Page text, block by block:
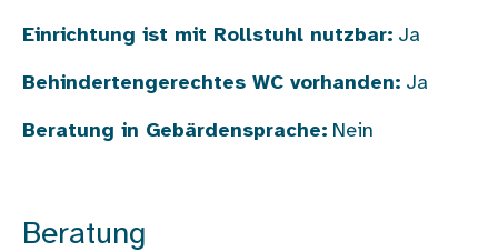
Einrichtung ist mit Rollstuhl nutzbar: Ja
Behindertengerechtes WC vorhanden: Ja
Beratung in Gebärdensprache: Nein
Beratung